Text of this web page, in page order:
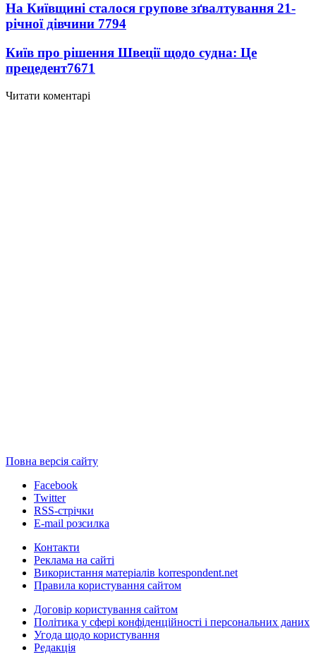
На Київщині сталося групове зґвалтування 21-
річної дівчини 7794
Київ про рішення Швеції щодо судна: Це
прецедент7671
Читати коментарі
Повна версія сайту
Facebook
Twitter
RSS-стрічки
E-mail розсилка
Контакти
Реклама на сайті
Використання матеріалів korrespondent.net
Правила користування сайтом
Договір користування сайтом
Політика у сфері конфіденційності і персональних даних
Угода щодо користування
Редакція